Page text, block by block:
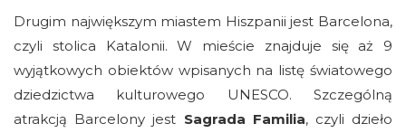
Drugim największym miastem Hiszpanii jest Barcelona,
czyli stolica Katalonii. W mieście znajduje się aż 9
wyjątkowych obiektów wpisanych na listę światowego
dziedzictwa kulturowego UNESCO. Szczególną
atrakcją Barcelony jest Sagrada Familia, czyli dzieło